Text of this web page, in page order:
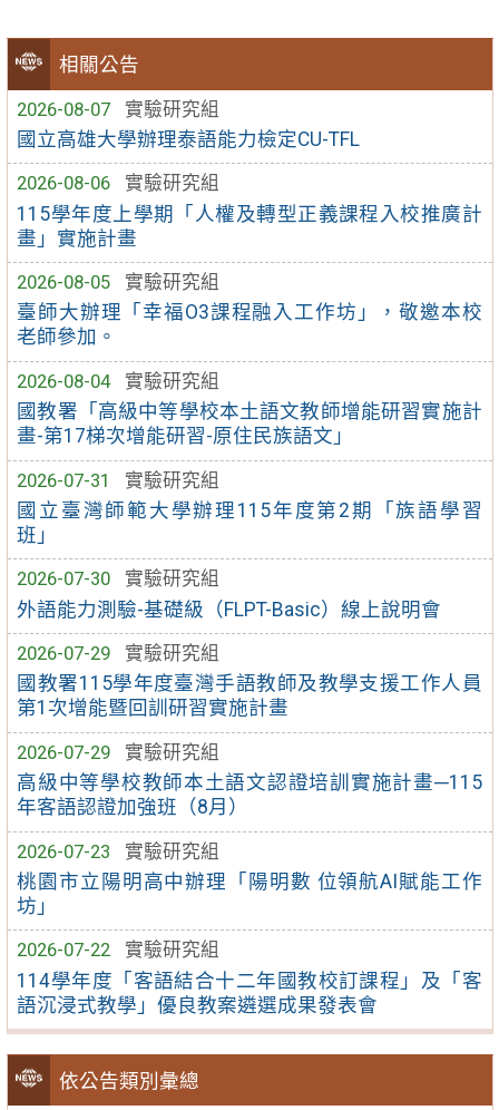
相關公告
2026-08-07
實驗研究組
國立高雄大學辦理泰語能力檢定CU-TFL
2026-08-06
實驗研究組
115學年度上學期「人權及轉型正義課程入校推廣計
畫」實施計畫
2026-08-05
實驗研究組
臺師大辦理「幸福O3課程融入工作坊」，敬邀本校
老師參加。
2026-08-04
實驗研究組
國教署「高級中等學校本土語文教師增能研習實施計
畫-第17梯次增能研習-原住民族語文」
2026-07-31
實驗研究組
國立臺灣師範大學辦理115年度第2期「族語學習
班」
2026-07-30
實驗研究組
外語能力測驗-基礎級（FLPT-Basic）線上說明會
2026-07-29
實驗研究組
國教署115學年度臺灣手語教師及教學支援工作人員
第1次增能暨回訓研習實施計畫
2026-07-29
實驗研究組
高級中等學校教師本土語文認證培訓實施計畫─115
年客語認證加強班（8月）
2026-07-23
實驗研究組
桃園市立陽明高中辦理「陽明數 位領航AI賦能工作
坊」
2026-07-22
實驗研究組
114學年度「客語結合十二年國教校訂課程」及「客
語沉浸式教學」優良教案遴選成果發表會
依公告類別彙總